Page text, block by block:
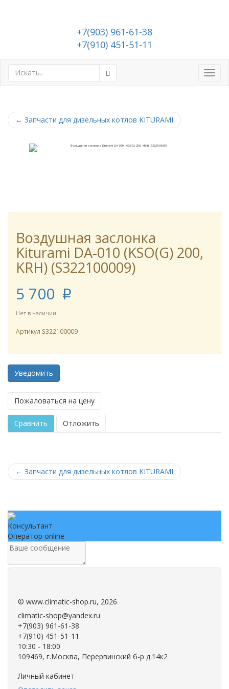
+7(903) 961-61-38
+7(910) 451-51-11
← Запчасти для дизельных котлов KITURAMI
Воздушная заслонка
Kiturami DA-010 (KSO(G) 200,
KRH) (S322100009)
5 700 p
Нет в наличии
Артикул S322100009
Уведомить
Пожаловаться на цену
Сравнить Отложить
← Запчасти для дизельных котлов KITURAMI
Консультант
Оператор online
© www.climatic-shop.ru, 2026
climatic-shop@yandex.ru
+7(903) 961-61-38
+7(910) 451-51-11
10:30 - 18:00
109469, г.Москва, Перервинский б-р д.14к2
Личный кабинет